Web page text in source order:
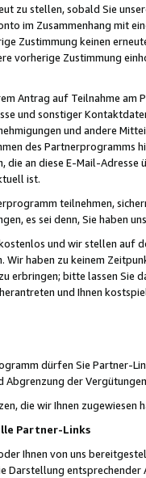
zu stellen, sobald Sie
im Zusammenhang mit
Zustimmung keinen
vorherige Zustimmung
Antrag auf Teilnahme
und sonstiger
und andere
des Partnerprogramms
die an diese E-Mail-
ist.
teilnehmen,
es sei denn, Sie haben
und wir stellen auf
Wir haben zu keinem
erbringen; bitte lassen Sie
und Ihnen
dürfen Sie Partner-
der
die wir Ihnen zugewiesen
Partner-Links
Ihnen von uns
Darstellung